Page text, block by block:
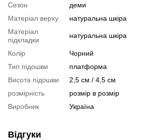
Сезон
деми
Матеріал верху
натуральна шкіра
Матеріал
підкладки
натуральна шкіра
Колір
Чорний
Тип підошви
платформа
Висота підошви
2,5 см / 4,5 см
розмірність
розмір в розмір
Виробник
Україна
Відгуки